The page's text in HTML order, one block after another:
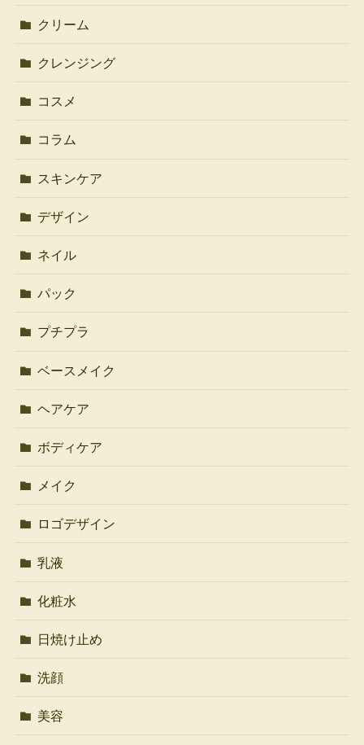
クリーム
クレンジング
コスメ
コラム
スキンケア
デザイン
ネイル
パック
プチプラ
ベースメイク
ヘアケア
ボディケア
メイク
ロゴデザイン
乳液
化粧水
日焼け止め
洗顔
美容